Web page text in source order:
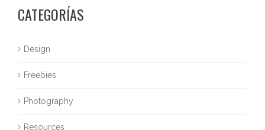
CATEGORÍAS
Design
Freebies
Photography
Resources